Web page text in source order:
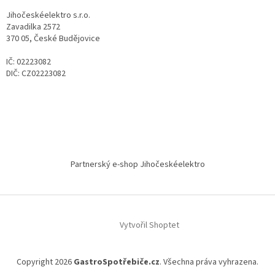
Jihočeskéelektro s.r.o.
Zavadilka 2572
370 05, České Budějovice
IČ: 02223082
DIČ: CZ02223082
Partnerský e-shop Jihočeskéelektro
Vytvořil Shoptet
Copyright 2026 GastroSpotřebiče.cz. Všechna práva vyhrazena.